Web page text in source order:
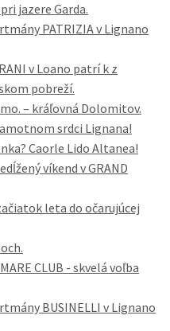
jazere Garda.
PATRIZIA v Lignano
v Loano patrí k z
pobreží.
– kráľovná Dolomitov.
srdci Lignana!
Caorle Lido Altanea!
víkend v GRAND
leta do očarujúcej
CLUB - skvelá voľba
BUSINELLI v Lignano